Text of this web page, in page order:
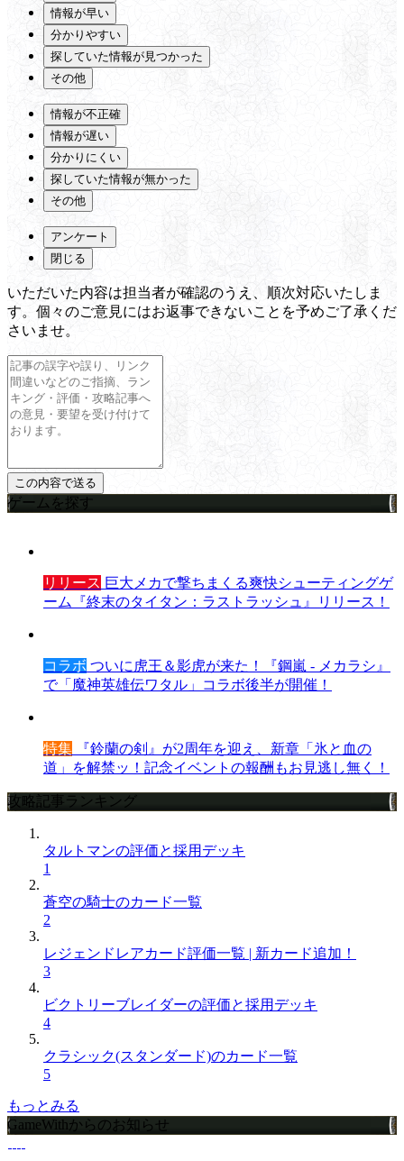
情報が早い
分かりやすい
探していた情報が見つかった
その他
情報が不正確
情報が遅い
分かりにくい
探していた情報が無かった
その他
アンケート
閉じる
いただいた内容は担当者が確認のうえ、順次対応いたしま
す。個々のご意見にはお返事できないことを予めご了承くだ
さいませ。
ゲームを探す
リリース 巨大メカで撃ちまくる爽快シューティングゲ
ーム『終末のタイタン：ラストラッシュ』リリース！
コラボ ついに虎王＆影虎が来た！『鋼嵐 - メカラシ』
で「魔神英雄伝ワタル」コラボ後半が開催！
特集 『鈴蘭の剣』が2周年を迎え、新章「氷と血の
道」を解禁ッ！記念イベントの報酬もお見逃し無く！
攻略記事ランキング
タルトマンの評価と採用デッキ
1
蒼空の騎士のカード一覧
2
レジェンドレアカード評価一覧 | 新カード追加！
3
ビクトリーブレイダーの評価と採用デッキ
4
クラシック(スタンダード)のカード一覧
5
もっとみる
GameWithからのお知らせ